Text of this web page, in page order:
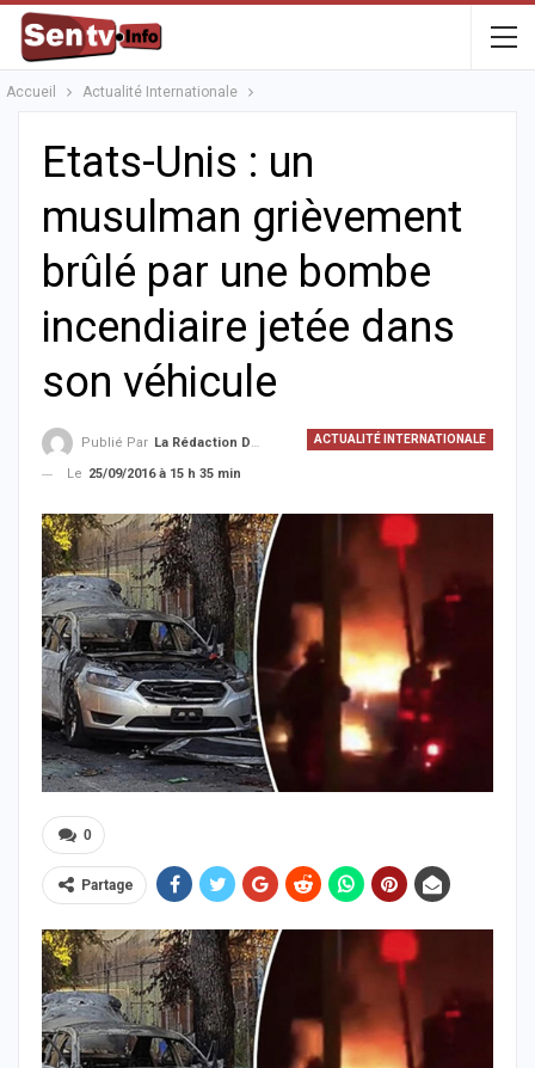
Accueil Actualité Internationale
Etats-Unis : un
musulman grièvement
brûlé par une bombe
incendiaire jetée dans
son véhicule
ACTUALITÉ INTERNATIONALE
Publié Par La Rédaction De La SenTV.info
Le 25/09/2016 à 15 h 35 min
0
Partage